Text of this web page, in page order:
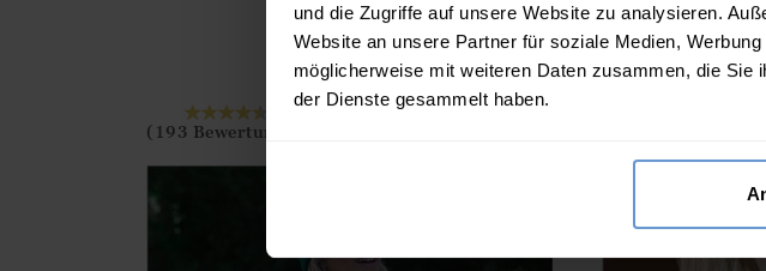
und die Zugriffe auf unsere Website zu analysieren.
Website an unsere Partner für soziale Medien,
möglicherweise mit weiteren Daten zusammen, die
der Dienste gesammelt haben.
?? ""
Ja Nein
69.00€
19 FARBEN
(193 Bewertungen)